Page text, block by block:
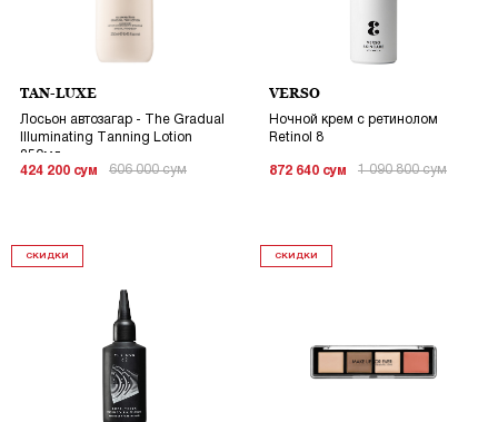
TAN-LUXE
Лосьон автозагар - The Gradual
Illuminating Tanning Lotion
250мл
424 200 сум 606 000сум
VERSO
Ночной крем с ретинолом
Retinol 8
872 640 сум 1 090 800сум
СКИДКИ СКИДКИ